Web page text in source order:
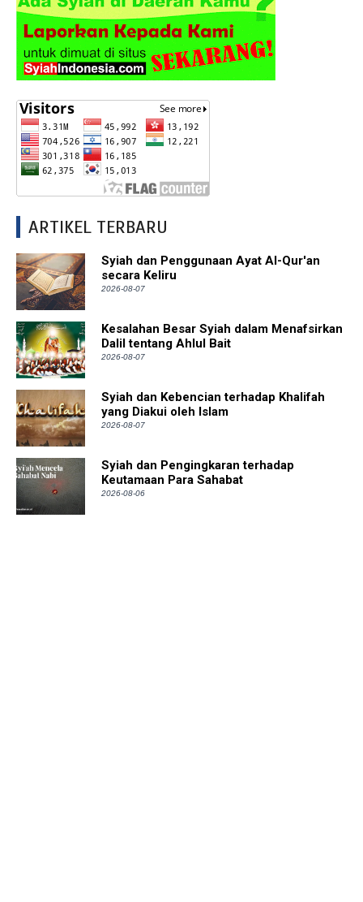
ARTIKEL TERBARU
Syiah dan Penggunaan Ayat Al-Qur'an
secara Keliru
2026-08-07
Kesalahan Besar Syiah dalam Menafsirkan
Dalil tentang Ahlul Bait
2026-08-07
Syiah dan Kebencian terhadap Khalifah
yang Diakui oleh Islam
2026-08-07
Syiah dan Pengingkaran terhadap
Keutamaan Para Sahabat
2026-08-06